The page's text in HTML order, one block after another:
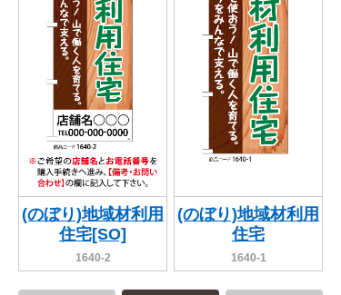
(のぼり)地域材利用
住宅[SO]
1640-2
(のぼり)地域材利用
住宅
1640-1